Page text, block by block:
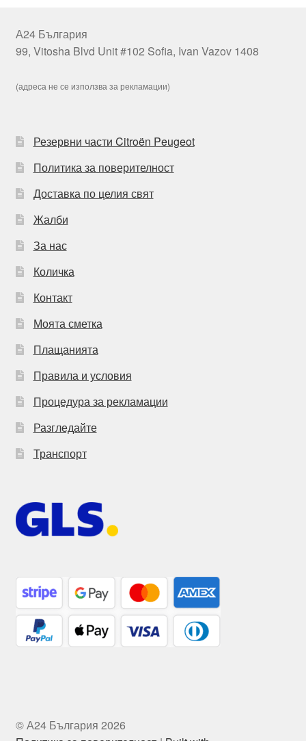
А24 България
99, Vitosha Blvd Unit #102 Sofia, Ivan Vazov 1408
(адреса не се използва за рекламации)
Резервни части Citroën Peugeot
Политика за поверителност
Доставка по целия свят
Жалби
За нас
Количка
Контакт
Моята сметка
Плащанията
Правила и условия
Процедура за рекламации
Разгледайте
Транспорт
© А24 България 2026